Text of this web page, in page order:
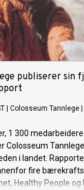
publiserer sin
Colosseum Tannlege
1 300
Colosseum
i landet.
fire
Healthy People og